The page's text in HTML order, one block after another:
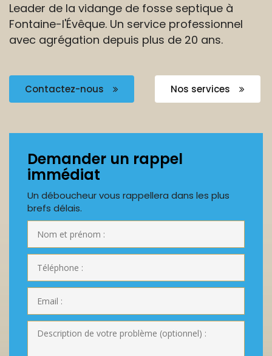
Leader de la vidange de fosse septique à
Fontaine-l'Évêque. Un service professionnel
avec agrégation depuis plus de 20 ans.
Contactez-nous Nos services
Demander un rappel
immédiat
Un déboucheur vous rappellera dans les plus
brefs délais.